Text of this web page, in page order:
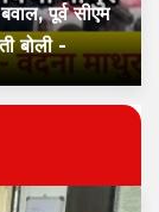
पूर्व सीएम
बोली -